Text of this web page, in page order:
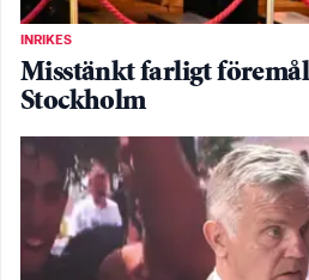
INRIKES
Misstänkt farligt
Stockholm